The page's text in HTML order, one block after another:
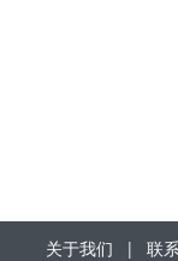
关于我们 | 联